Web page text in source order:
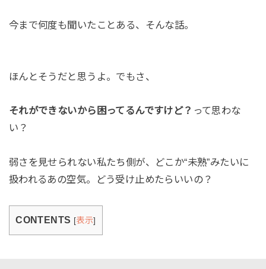
今まで何度も聞いたことある、そんな話。
ほんとそうだと思うよ。でもさ、
それができないから困ってるんですけど？ って思わな
い？
弱さを見せられない私たち側が、どこか“未熟”みたいに
扱われるあの空気。どう受け止めたらいいの？
CONTENTS [表示]